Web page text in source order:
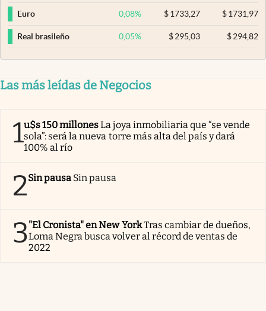
Euro 0,08% $ 1733,27 $1731,97
Real brasileño 0,05% $ 295,03 $294,82
Las más leídas de Negocios
1u$s 150 millonesLa joya inmobiliaria que “se vende
sola”: será la nueva torre más alta del país y dará
100% al río
2Sin pausa Sin pausa
3"El Cronista" en New YorkTras cambiar de dueños,
Loma Negra busca volver al récord de ventas de
2022